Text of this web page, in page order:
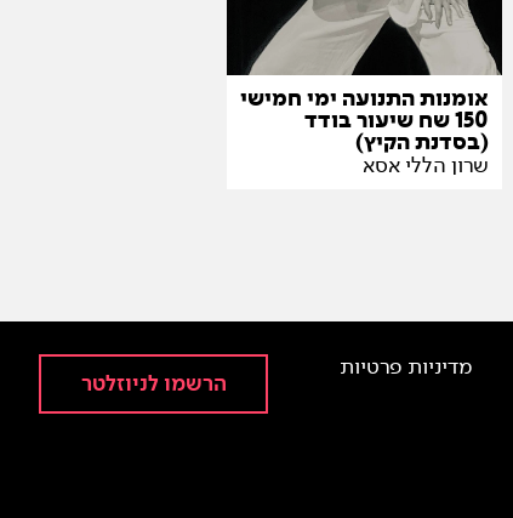
אומנות התנועה ימי חמישי
150 שח שיעור בודד
(בסדנת הקיץ)
שרון הללי אסא
מדיניות פרטיות
הרשמו לניוזלטר